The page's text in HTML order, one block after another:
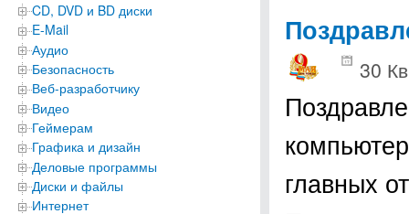
CD, DVD и BD диски
E-Mail
Аудио
Безопасность
Веб-разработчику
Видео
Геймерам
Графика и дизайн
Деловые программы
Диски и файлы
Интернет
30
главных